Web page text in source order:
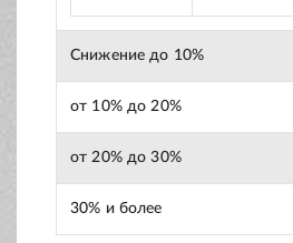
Снижение до 10%
от 10% до 20%
от 20% до 30%
30% и более